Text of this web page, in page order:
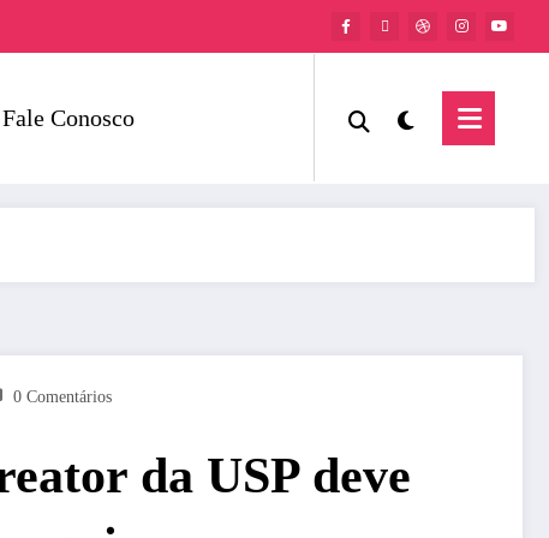
Fale Conosco
0 Comentários
da USP deve